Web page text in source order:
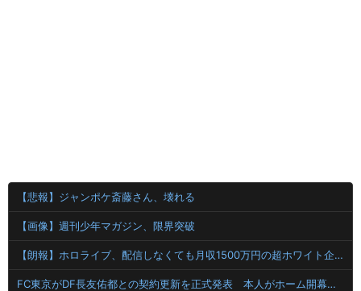
【悲報】ジャンポケ斎藤さん、壊れる
【画像】週刊少年マガジン、限界突破
【朗報】ホロライブ、配信しなくても月収1500万円の超ホワイト企業だった
FC東京がDF長友佑都との契約更新を正式発表 本人がホーム開幕戦の試合前にサポーターへ報告